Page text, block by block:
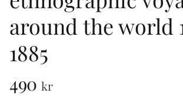
around the world
1885
490 kr